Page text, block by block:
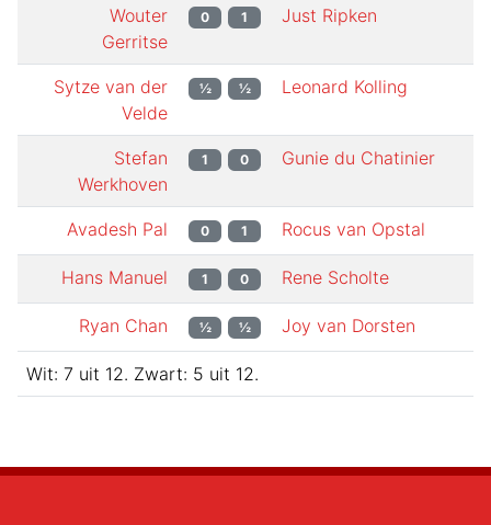
Wouter
Gerritse
0 1 Just Ripken
Sytze van der
Velde
½ ½ Leonard Kolling
Stefan
Werkhoven
1 0 Gunie du Chatinier
Avadesh Pal 0 1 Rocus van Opstal
Hans Manuel 1 0 Rene Scholte
Ryan Chan ½ ½ Joy van Dorsten
Wit: 7 uit 12. Zwart: 5 uit 12.